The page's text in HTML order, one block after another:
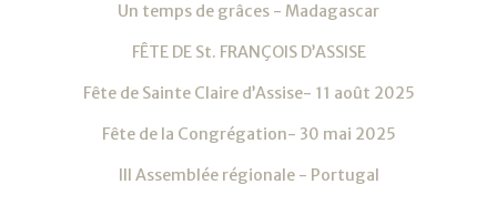
Un temps de grâces - Madagascar
FÊTE DE St. FRANÇOIS D’ASSISE
Fête de Sainte Claire d’Assise- 11 août 2025
Fête de la Congrégation- 30 mai 2025
III Assemblée régionale - Portugal